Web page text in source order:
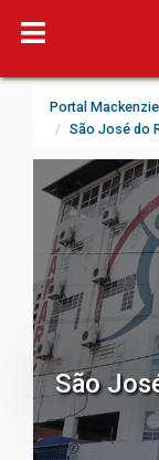
Portal Mackenzie
São José do
São